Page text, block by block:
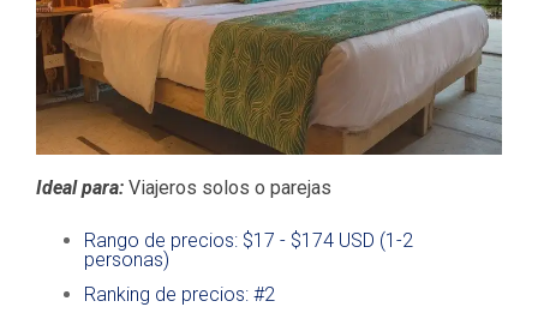
Ideal para: Viajeros solos o parejas
Rango de precios: $17 - $174 USD (1-2
personas)
Ranking de precios: #2